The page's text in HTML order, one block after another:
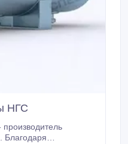
НГС
Благодаря